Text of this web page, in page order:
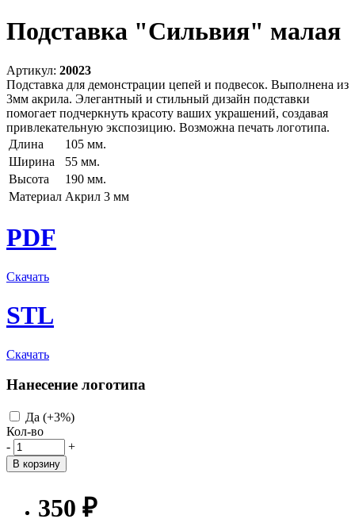
Подставка "Сильвия" малая
Артикул: 20023
Подставка для демонстрации цепей и подвесок. Выполнена из
3мм акрила. Элегантный и стильный дизайн подставки
помогает подчеркнуть красоту ваших украшений, создавая
привлекательную экспозицию. Возможна печать логотипа.
Длина
105 мм.
Ширина
55 мм.
Высота
190 мм.
Материал Акрил 3 мм
PDF
Скачать
STL
Скачать
Нанесение логотипа
Да (+3%)
Кол-во
-
+
В корзину
350 ₽